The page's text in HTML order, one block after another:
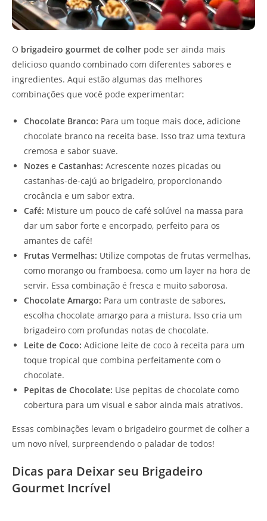
O brigadeiro gourmet de colher pode ser ainda mais
delicioso quando combinado com diferentes sabores e
ingredientes. Aqui estão algumas das melhores
combinações que você pode experimentar:
Chocolate Branco: Para um toque mais doce, adicione
chocolate branco na receita base. Isso traz uma textura
cremosa e sabor suave.
Nozes e Castanhas: Acrescente nozes picadas ou
castanhas-de-cajú ao brigadeiro, proporcionando
crocância e um sabor extra.
Café: Misture um pouco de café solúvel na massa para
dar um sabor forte e encorpado, perfeito para os
amantes de café!
Frutas Vermelhas: Utilize compotas de frutas vermelhas,
como morango ou framboesa, como um layer na hora de
servir. Essa combinação é fresca e muito saborosa.
Chocolate Amargo: Para um contraste de sabores,
escolha chocolate amargo para a mistura. Isso cria um
brigadeiro com profundas notas de chocolate.
Leite de Coco: Adicione leite de coco à receita para um
toque tropical que combina perfeitamente com o
chocolate.
Pepitas de Chocolate: Use pepitas de chocolate como
cobertura para um visual e sabor ainda mais atrativos.
Essas combinações levam o brigadeiro gourmet de colher a
um novo nível, surpreendendo o paladar de todos!
Dicas para Deixar seu Brigadeiro
Gourmet Incrível